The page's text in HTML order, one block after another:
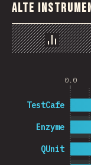
Alte
Grafic
0.0
QUnit
Enzyme
TestCafe